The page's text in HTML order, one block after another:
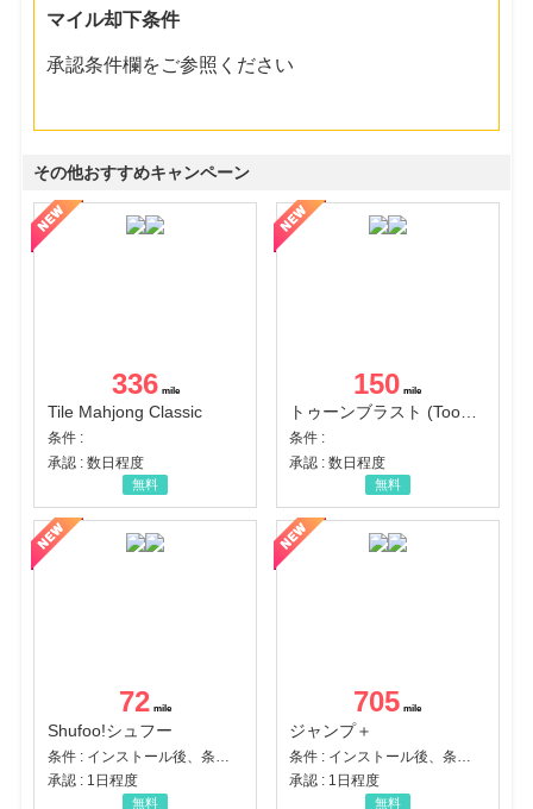
マイル却下条件
承認条件欄をご参照ください
その他おすすめキャンペーン
336
Tile Mahjong Classic
条件 :
承認 : 数日程度
無料
150
トゥーンブラスト (Toon Blast)
条件 :
承認 : 数日程度
無料
72
Shufoo!シュフー
承認 : 1日程度
無料
705
ジャンプ＋
承認 : 1日程度
無料